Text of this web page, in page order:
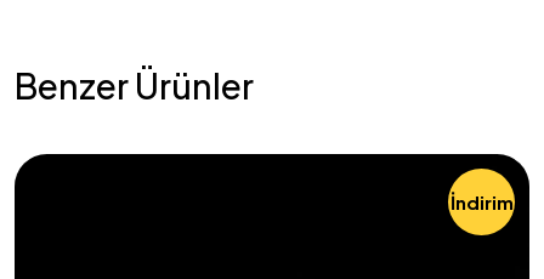
Benzer Ürünler
İndirim